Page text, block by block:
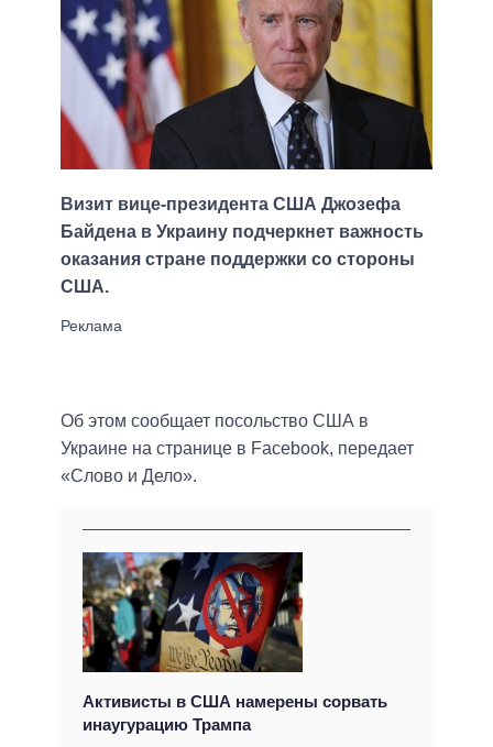
Визит вице-президента США Джозефа
Байдена в Украину подчеркнет важность
оказания стране поддержки со стороны
США.
Об этом сообщает посольство США в
Украине на странице в Facebook, передает
«Слово и Дело».
Активисты в США намерены сорвать
инаугурацию Трампа